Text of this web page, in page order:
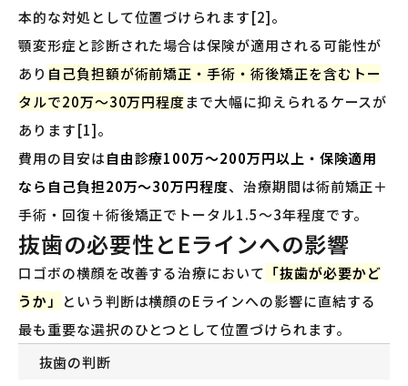
本的な対処として位置づけられます[2]。
顎変形症と診断された場合は保険が適用される可能性が
あり 自己負担額が術前矯正・手術・術後矯正を含むトー
タルで20万〜30万円程度まで大幅に抑えられるケースが
あります[1]。
費用の目安は自由診療100万〜200万円以上・保険適用
なら自己負担20万〜30万円程度、治療期間は術前矯正＋
手術・回復＋術後矯正でトータル1.5〜3年程度です。
抜歯の必要性とEラインへの影響
口ゴボの横顔を改善する治療において 「抜歯が必要かど
うか」
という判断は横顔のEラインへの影響に直結する
最も重要な選択のひとつとして位置づけられます。
抜歯の判断